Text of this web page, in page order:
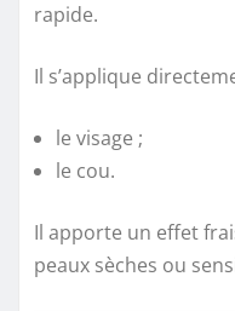
rapide.
Il s’applique
le visage ;
le cou.
Il apporte un effet
peaux sèches ou